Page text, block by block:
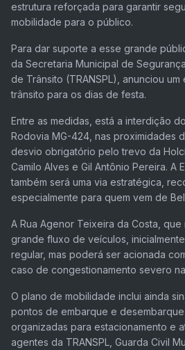
estrutura reforçada para garantir
mobilidade para o público.
Para dar suporte a esse grande
da Secretaria Municipal de
de Trânsito (TRANSPL), anunciou
trânsito para os dias de festa.
Entre as medidas, está a interdição
Rodovia MG-424, nas proximidades
desvio obrigatório pelo trevo da
Camilo Alves e Gil Antônio Pereira. A
também será uma via estratégica,
especialmente para quem vem de
A Rua Agenor Teixeira da Costa, que
grande fluxo de veículos,
regular, mas poderá ser acionada
caso de congestionamento severo
O plano de mobilidade inclui ainda
pontos de embarque e
organizadas para estacionamento e
agentes da TRANSPL, Guarda Civil